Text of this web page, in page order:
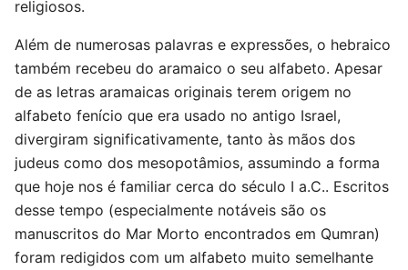
religiosos.
Além de numerosas palavras e expressões, o hebraico
também recebeu do aramaico o seu alfabeto. Apesar
de as letras aramaicas originais terem origem no
alfabeto fenício que era usado no antigo Israel,
divergiram significativamente, tanto às mãos dos
judeus como dos mesopotâmios, assumindo a forma
que hoje nos é familiar cerca do século I a.C.. Escritos
desse tempo (especialmente notáveis são os
manuscritos do Mar Morto encontrados em Qumran)
foram redigidos com um alfabeto muito semelhante